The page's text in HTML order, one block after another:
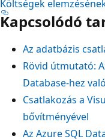
Költségek
Kapcsolódó
Az adatbázis
Rövid útmutató:
Database-hez
Csatlakozás a
bővítményével
Az Azure SQL